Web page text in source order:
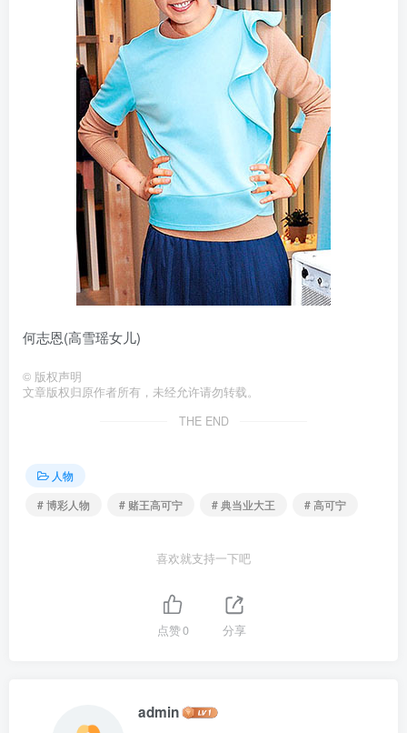
何志恩(高雪瑶女儿)
© 版权声明
文章版权归原作者所有，未经允许请勿转载。
THE END
人物
# 博彩人物
# 赌王高可宁 # 典当业大王 # 高可宁
喜欢就支持一下吧
点赞0 分享
admin